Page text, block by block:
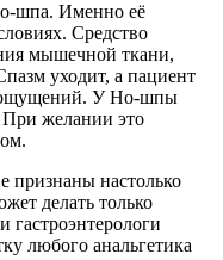
шпа. Именно её
Средство
мышечной ткани,
уходит, а пациент
ощущений. У Но-шпы
При желании это
признаны настолько
делать только
любого анальгетика